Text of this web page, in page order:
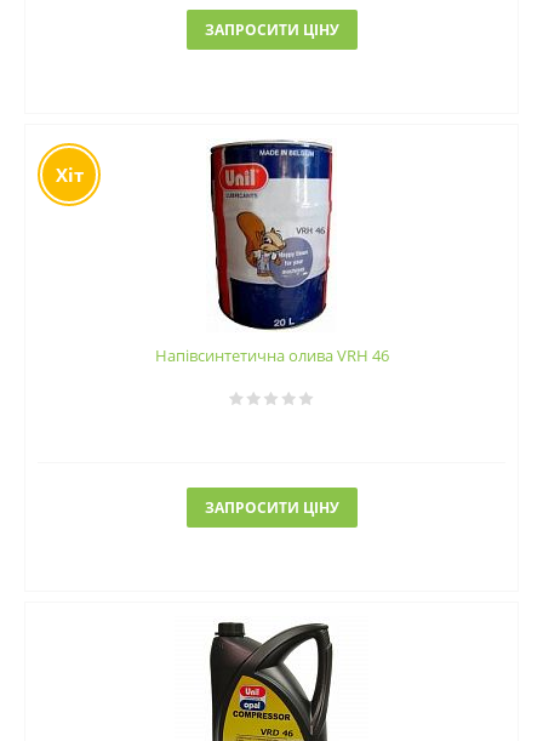
ЗАПРОСИТИ ЦІНУ
Хіт
Напівсинтетична олива VRH 46
ЗАПРОСИТИ ЦІНУ